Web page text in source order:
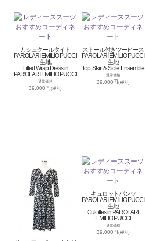
カシュクールタイト
PAROLARI EMILIO PUCCI
生地
Fitted Wrap Dress in
PAROLARI EMILIO PUCCI
通常価格
39,000円(税別)
ストール付きツーピース
PAROLARI EMILIO PUCCI
生地
Top, Skirt & Stole Ensemble
通常価格
39,000円(税別)
キュロットパンツ
PAROLARI EMILIO PUCCI
生地
Culottes in PAROLARI
EMILIO PUCCI
通常価格
39,000円(税別)